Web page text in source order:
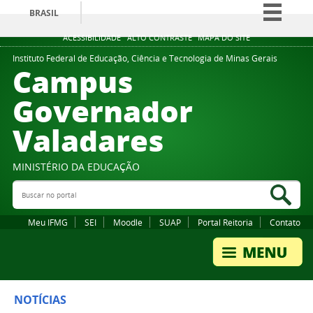
ACESSIBILIDADE ALTO CONTRASTE MAPA DO SITE
BRASIL
Simplifique!
Comunica BR
Instituto Federal de Educação, Ciência e Tecnologia de Minas Gerais
Campus
Governador
Valadares
MINISTÉRIO DA EDUCAÇÃO
Buscar no portal
Meu IFMG SEI Moodle SUAP Portal Reitoria Contato
NOTÍCIAS